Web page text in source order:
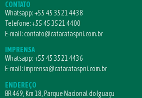
CONTATO
Whatsapp:+55 45 3521 4438
Telefone:+55 45 3521 4400
E-mail: contato@catarataspni.com.br
IMPRENSA
Whatsapp:+55 45 3521 4436
E-mail: imprensa@catarataspni.com.br
ENDEREÇO
BR 469, Km 18, Parque Nacional do Iguaçu